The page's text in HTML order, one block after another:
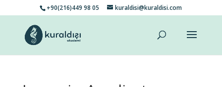
+90(216)449 98 05 kuraldisi@kuraldisi.com